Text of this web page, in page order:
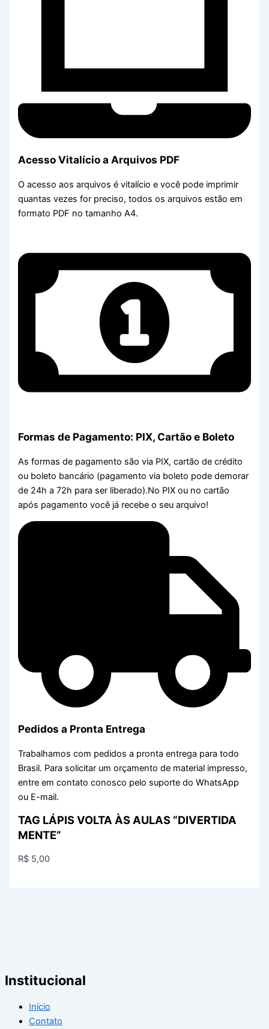
Acesso Vitalício a Arquivos PDF
O acesso aos arquivos é vitalício e você pode imprimir
quantas vezes for preciso, todos os arquivos estão em
formato PDF no tamanho A4.
Formas de Pagamento: PIX, Cartão e Boleto
As formas de pagamento são via PIX, cartão de crédito
ou boleto bancário (pagamento via boleto pode demorar
de 24h a 72h para ser liberado).No PIX ou no cartão
após pagamento você já recebe o seu arquivo!
Pedidos a Pronta Entrega
Trabalhamos com pedidos a pronta entrega para todo
Brasil. Para solicitar um orçamento de material impresso,
entre em contato conosco pelo suporte do WhatsApp
ou E-mail.
TAG LÁPIS VOLTA ÀS AULAS “DIVERTIDA
MENTE”
R$ 5,00
Institucional
Início
Contato